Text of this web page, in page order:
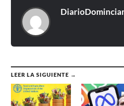
LEER LA SIGUIENTE →